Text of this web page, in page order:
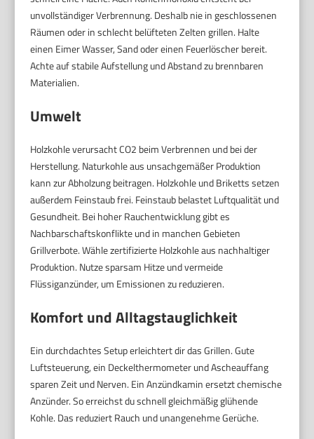
unvollständiger Verbrennung. Deshalb nie in geschlossenen
Räumen oder in schlecht belüfteten Zelten grillen. Halte
einen Eimer Wasser, Sand oder einen Feuerlöscher bereit.
Achte auf stabile Aufstellung und Abstand zu brennbaren
Materialien.
Umwelt
Holzkohle verursacht CO2 beim Verbrennen und bei der
Herstellung. Naturkohle aus unsachgemäßer Produktion
kann zur Abholzung beitragen. Holzkohle und Briketts setzen
außerdem Feinstaub frei. Feinstaub belastet Luftqualität und
Gesundheit. Bei hoher Rauchentwicklung gibt es
Nachbarschaftskonflikte und in manchen Gebieten
Grillverbote. Wähle zertifizierte Holzkohle aus nachhaltiger
Produktion. Nutze sparsam Hitze und vermeide
Flüssiganzünder, um Emissionen zu reduzieren.
Komfort und Alltagstauglichkeit
Ein durchdachtes Setup erleichtert dir das Grillen. Gute
Luftsteuerung, ein Deckelthermometer und Ascheauffang
sparen Zeit und Nerven. Ein Anzündkamin ersetzt chemische
Anzünder. So erreichst du schnell gleichmäßig glühende
Kohle. Das reduziert Rauch und unangenehme Gerüche.